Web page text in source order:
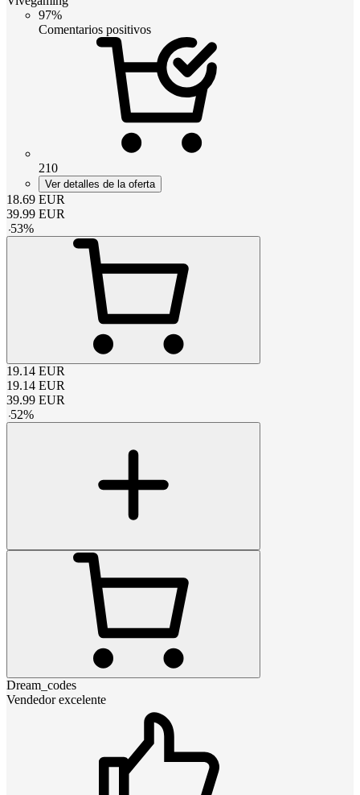
97%
Comentarios positivos
210
Ver detalles de la oferta
18.69 EUR
39.99 EUR
-53%
19.14 EUR
19.14 EUR
39.99 EUR
-52%
Dream_codes
Vendedor excelente